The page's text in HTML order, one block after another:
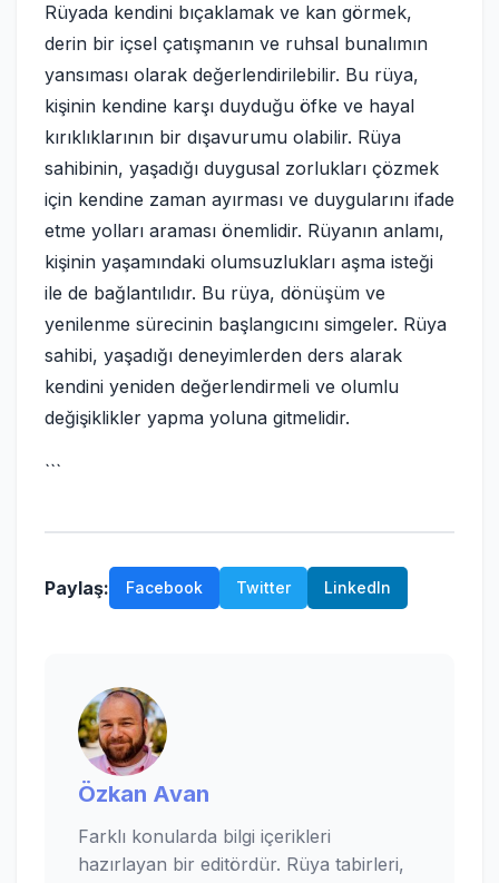
Rüyada kendini bıçaklamak ve kan görmek,
derin bir içsel çatışmanın ve ruhsal bunalımın
yansıması olarak değerlendirilebilir. Bu rüya,
kişinin kendine karşı duyduğu öfke ve hayal
kırıklıklarının bir dışavurumu olabilir. Rüya
sahibinin, yaşadığı duygusal zorlukları çözmek
için kendine zaman ayırması ve duygularını ifade
etme yolları araması önemlidir. Rüyanın anlamı,
kişinin yaşamındaki olumsuzlukları aşma isteği
ile de bağlantılıdır. Bu rüya, dönüşüm ve
yenilenme sürecinin başlangıcını simgeler. Rüya
sahibi, yaşadığı deneyimlerden ders alarak
kendini yeniden değerlendirmeli ve olumlu
değişiklikler yapma yoluna gitmelidir.
```
Paylaş: Facebook Twitter LinkedIn
Özkan Avan
Farklı konularda bilgi içerikleri
hazırlayan bir editördür. Rüya tabirleri,